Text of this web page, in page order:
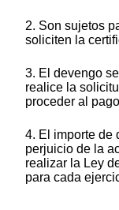
2. Son sujetos
soliciten la
3. El devengo
realice la
proceder al
4. El importe de
perjuicio de la
realizar la Ley
para cada